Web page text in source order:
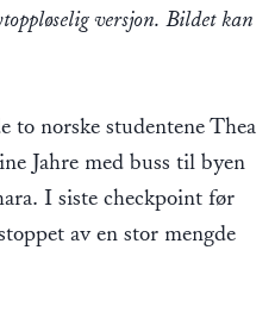
versjon. Bildet kan
to norske studentene Thea
Jahre med buss til byen
I siste checkpoint før
av en stor mengde